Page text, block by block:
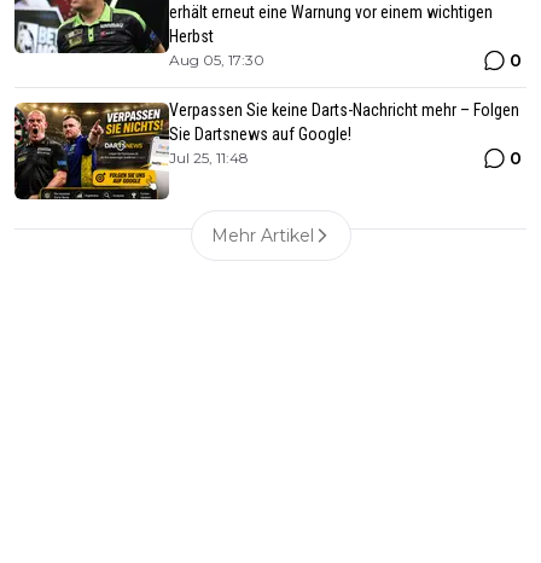
erhält erneut eine Warnung vor einem wichtigen
Herbst
Aug 05, 17:30 0
Verpassen Sie keine Darts-Nachricht mehr – Folgen
Sie Dartsnews auf Google!
Jul 25, 11:48 0
Mehr Artikel